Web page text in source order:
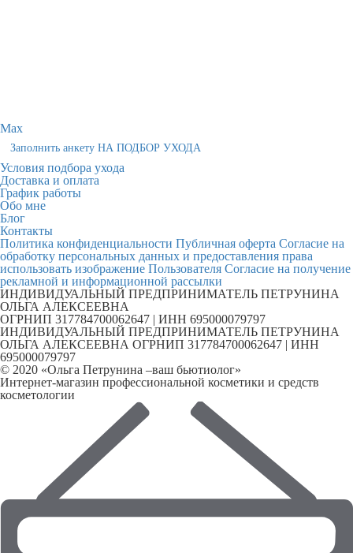
Max
Заполнить анкету НА ПОДБОР УХОДА
Условия подбора ухода
Доставка и оплата
График работы
Обо мне
Блог
Контакты
Политика конфиденциальности Публичная оферта Согласие на
обработку персональных данных и предоставления права
использовать изображение Пользователя Согласие на получение
рекламной и информационной рассылки
ИНДИВИДУАЛЬНЫЙ ПРЕДПРИНИМАТЕЛЬ ПЕТРУНИНА
ОЛЬГА АЛЕКСЕЕВНА
ОГРНИП 317784700062647 | ИНН 695000079797
ИНДИВИДУАЛЬНЫЙ ПРЕДПРИНИМАТЕЛЬ ПЕТРУНИНА
ОЛЬГА АЛЕКСЕЕВНА ОГРНИП 317784700062647 | ИНН
695000079797
© 2020 «Ольга Петрунина –ваш бьютиолог»
Интернет-магазин профессиональной косметики и средств
косметологии